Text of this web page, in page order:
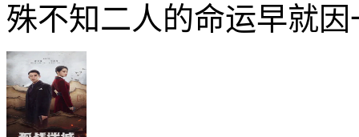
殊不知二人的命运早就